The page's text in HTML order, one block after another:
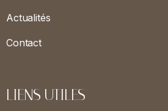
Actualités
Contact
LIENS UTILES